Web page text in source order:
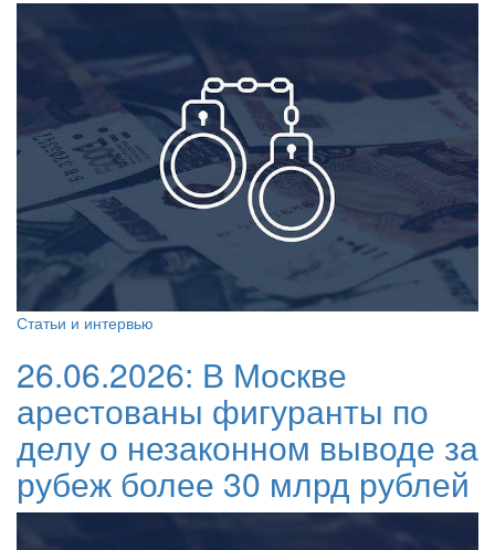
Статьи и интервью
26.06.2026: В Москве
арестованы фигуранты по
делу о незаконном выводе за
рубеж более 30 млрд рублей